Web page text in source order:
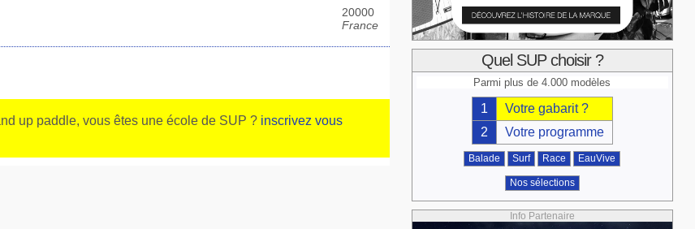
20000
France
up paddle, vous êtes une école de SUP ? inscrivez vous
Quel SUP choisir ?
Parmi plus de 4.000 modèles
1
Votre gabarit ?
2
Votre programme
Balade Surf Race EauVive
Nos sélections
Info Partenaire